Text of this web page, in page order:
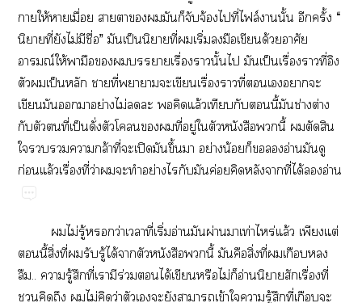
​ให้​​ื่​​​​​​​​จ้​​ี่​ฟล์​​ั้​​ั้​“​
​ี่​​ไม่​​ื่”​​ป็​​ี่​​ิ่​​​​ด้​​
ณ์​ให้​​​​​​ื่​​ั้​​​ป็​ื่​​ี่​​
​​ป็​​​ี่​​​​ื่​​ี่​​​​​
​​​​ย่​ไม่​​​​​ล้​​​​ี้​​ช่​ต่​
​​​ี่​ป็​ั่​​​​​ี่​ู่​​​​​ี้​​​​
​​​​ล้​ี่​​ปิ​​ึ้​​ย่​น้​​​​อ่​​​
ก่​ล้​ื่​ี่​ว่​​​​ย่​​​​ค่​​​​ี่​ได้​​อ่
​ไม่​ู้​​ว่​​ี่​ิ่​อ่​​ผ่​​ท่​ร่ล้​​ต่​
​ี้​ิ่​ี่​​​ู้​ได้​​​​​ี้​​​ิ่​ี่​​​​
..​​ู้​​ี่​​​ร่​​ได้​​​ไม่​​อ่​​​ื่​ี่​
​​​​ไม่​​ว่​​​​​​ข้​​​ู้​​ี่​​​